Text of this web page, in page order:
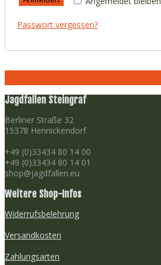
Passwort vergessen?
Jagdfallen Steingraf
Berliner Straße 32
15378 Hennickendorf
+49 (0)33434 80 14 00
+49 (0)33434 80 14 01
shop@jagdfallen.eu
Weitere Shop-Infos
Widerrufsbelehrung
Versandkosten
Zahlungsarten